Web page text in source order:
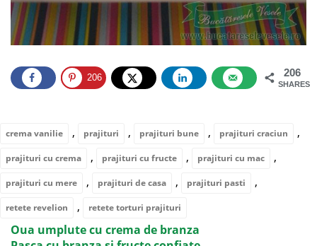
206
SHARES
206
crema vanilie , prajituri , prajituri bune , prajituri craciun ,
prajituri cu crema , prajituri cu fructe , prajituri cu mac ,
prajituri cu mere , prajituri de casa , prajituri pasti ,
retete revelion , retete torturi prajituri
Oua umplute cu crema de branza